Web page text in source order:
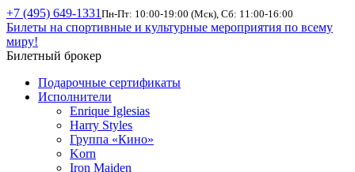
+7 (495) 649-1331 Пн-Пт: 10:00-19:00 (Мск), Сб: 11:00-16:00
Билеты на спортивные и культурные мероприятия по всему
миру!
Билетный брокер
Подарочные сертификаты
Исполнители
Enrique Iglesias
Harry Styles
Группа «Кино»
Korn
Iron Maiden